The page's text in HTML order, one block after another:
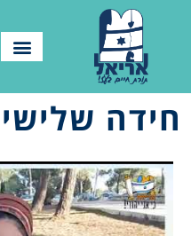
חידה